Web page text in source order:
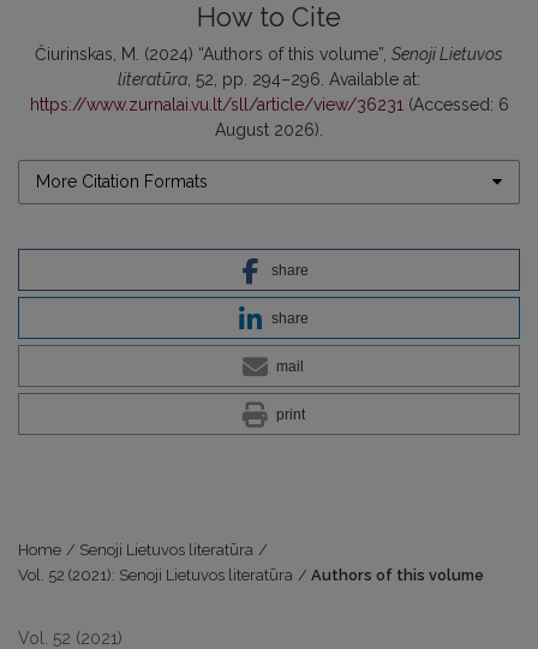
How to Cite
Čiurinskas, M. (2024) “Authors of this volume”, Senoji Lietuvos
literatūra , 52, pp. 294–296. Available at:
https://www.zurnalai.vu.lt/sll/article/view/36231 (Accessed: 6
August 2026).
More Citation Formats
share
share
mail
print
Home / Senoji Lietuvos literatūra /
Vol. 52 (2021): Senoji Lietuvos literatūra / Authors of this volume
Vol. 52 (2021)